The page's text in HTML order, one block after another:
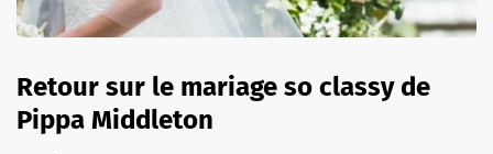
Retour sur le mariage so classy de
Pippa Middleton